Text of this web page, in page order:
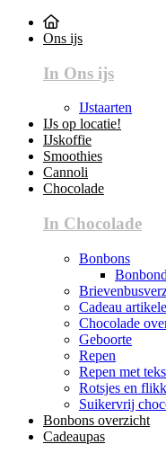
Ons ijs
In Ons ijs
IJstaarten
IJs op locatie!
IJskoffie
Smoothies
Cannoli
Chocolade
In Chocolade
Bonbons
Cadeau
Chocolade
Geboorte
Repen
Repen met
Rotsjes en
Suikervrij
Bonbons overzicht
Cadeaupas